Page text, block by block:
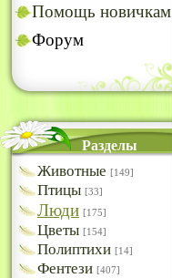
Помощь новичкам
Форум
Разделы
Животные [149]
Птицы [33]
Люди [175]
Цветы [154]
Полиптихи [14]
Фентези [407]